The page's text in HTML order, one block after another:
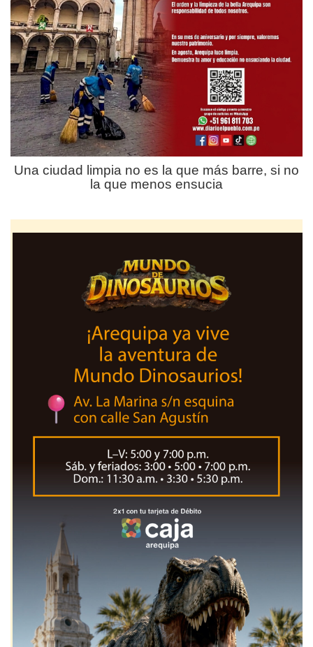
Una ciudad limpia no es la que más barre, si no
la que menos ensucia